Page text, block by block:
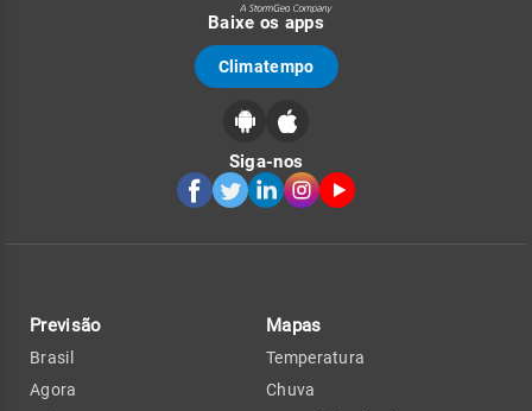
Baixe os apps
Climatempo
Siga-nos
Previsão
Brasil
Agora
Mapas
Temperatura
Chuva